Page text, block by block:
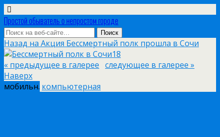
Простой обыватель о непростом городе
Назад на Акция Бессмертный полк прошла в Сочи
« предыдущее в галерее следующее в галерее »
Наверх
мобильн. компьютерная